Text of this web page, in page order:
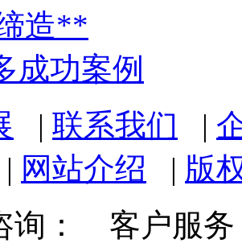
造**
成功案例
| 联系我们 |
| 网站介绍 | 版
：
客户服务